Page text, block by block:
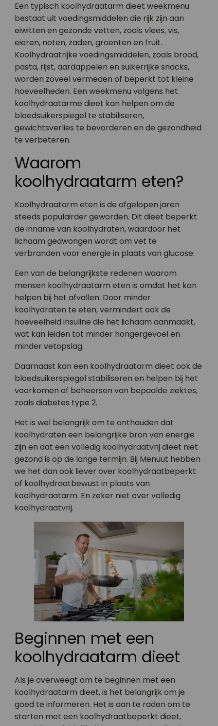
Een typisch koolhydraatarm dieet weekmenu
bestaat uit voedingsmiddelen die rijk zijn aan
eiwitten en gezonde vetten, zoals vlees, vis,
eieren, noten, zaden, groenten en fruit.
Koolhydraatrijke voedingsmiddelen, zoals brood,
pasta, rijst, aardappelen en suikerrijke snacks,
worden zoveel vermeden of beperkt tot kleine
hoeveelheden. Een weekmenu volgens het
koolhydraatarme dieet kan helpen om de
bloedsuikerspiegel te stabiliseren,
gewichtsverlies te bevorderen en de gezondheid
te verbeteren.
Waarom
koolhydraatarm eten?
Koolhydraatarm eten is de afgelopen jaren
steeds populairder geworden. Dit dieet beperkt
de inname van koolhydraten, waardoor het
lichaam gedwongen wordt om vet te
verbranden voor energie in plaats van glucose.
Een van de belangrijkste redenen waarom
mensen koolhydraatarm eten is omdat het kan
helpen bij het afvallen. Door minder
koolhydraten te eten, vermindert ook de
hoeveelheid insuline die het lichaam aanmaakt,
wat kan leiden tot minder hongergevoel en
minder vetopslag.
Daarnaast kan een koolhydraatarm dieet ook de
bloedsuikerspiegel stabiliseren en helpen bij het
voorkomen of beheersen van bepaalde ziektes,
zoals diabetes type 2.
Het is wel belangrijk om te onthouden dat
koolhydraten een belangrijke bron van energie
zijn en dat een volledig koolhydraatvrij dieet niet
gezond is op de lange termijn. Bij Menuut hebben
we het dan ook liever over koolhydraatbeperkt
of koolhydraatbewust in plaats van
koolhydraatarm. En zeker niet over volledig
koolhydraatvrij.
Beginnen met een
koolhydraatarm dieet
Als je overweegt om te beginnen met een
koolhydraatarm dieet, is het belangrijk om je
goed te informeren. Het is aan te raden om te
starten met een koolhydraatbeperkt dieet,